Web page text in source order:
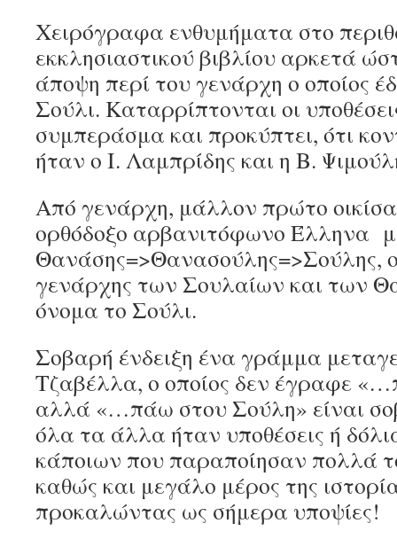
Χειρόγραφα ενθυμήματα στο
εκκλησιαστικού βιβλίου αρκετά
άποψη περί του γενάρχη ο οποίος
Σούλι. Καταρρίπτονται οι
συμπεράσμα και προκύπτει, ότι
ήταν ο Ι. Λαμπρίδης και η Β.
Από γενάρχη, μάλλον πρώτο
ορθόδοξο αρβανιτόφωνο Έλληνα
Θανάσης=>Θανασούλης=>Σούλης,
γενάρχης των Σουλαίων και των
όνομα το Σούλι.
Σοβαρή ένδειξη ένα γράμμα
Τζαβέλλα, ο οποίος δεν έγραφε
αλλά «…πάω στου Σούλη» είναι
όλα τα άλλα ήταν υποθέσεις ή
κάποιων που παραποίησαν πολλά
καθώς και μεγάλο μέρος της
προκαλώντας ως σήμερα υποψίες!